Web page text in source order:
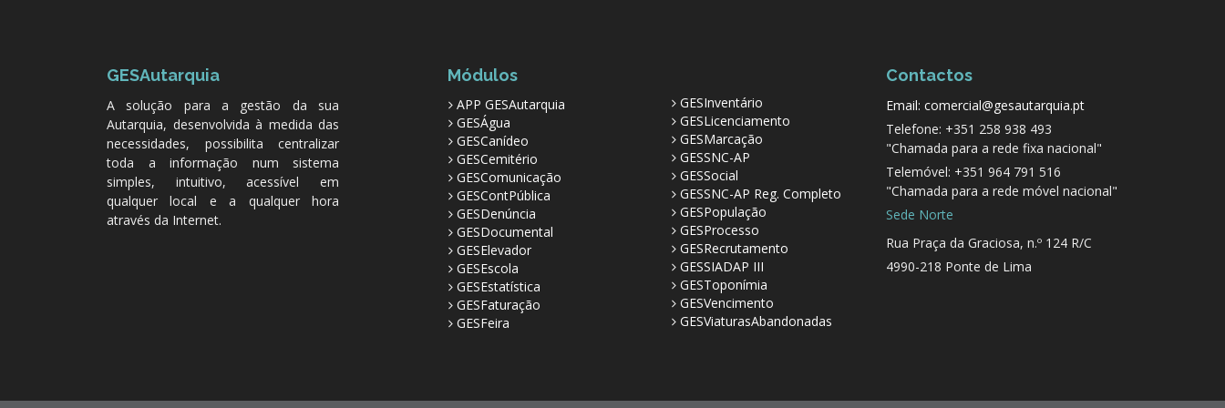
GESAutarquia
A solução para a gestão da sua
Autarquia, desenvolvida à medida das
necessidades, possibilita centralizar
toda a informação num sistema
simples, intuitivo, acessível em
qualquer local e a qualquer hora
através da Internet.
Módulos
APP GESAutarquia
GESÁgua
GESCanídeo
GESCemitério
GESComunicação
GESContPública
GESDenúncia
GESDocumental
GESElevador
GESEscola
GESEstatística
GESFaturação
GESFeira
GESInventário
GESLicenciamento
GESMarcação
GESSNC-AP
GESSocial
GESSNC-AP Reg. Completo
GESPopulação
GESProcesso
GESRecrutamento
GESSIADAP III
GESToponímia
GESVencimento
GESViaturasAbandonadas
Contactos
Email: comercial@gesautarquia.pt
Telefone: +351 258 938 493
"Chamada para a rede fixa nacional"
Telemóvel: +351 964 791 516
"Chamada para a rede móvel nacional"
Sede Norte
Rua Praça da Graciosa, n.º 124 R/C
4990-218 Ponte de Lima